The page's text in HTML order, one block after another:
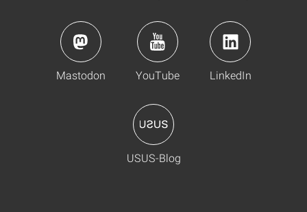
Mastodon YouTube LinkedIn
USUS-Blog